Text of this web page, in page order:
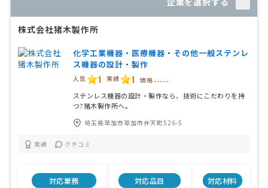
株式会社猪木製作所
化学工業機器・医療機器・その他一般ステンレ
ス機器の設計・製作
人気 1 実績 1 価格 -----
ステンレス機器の設計・製作なら、技術にこだわりを持
つ?猪木製作所へ。
埼玉県草加市草加市弁天町526-5
実績 クチコミ
対応業務
対応品目
対応材料